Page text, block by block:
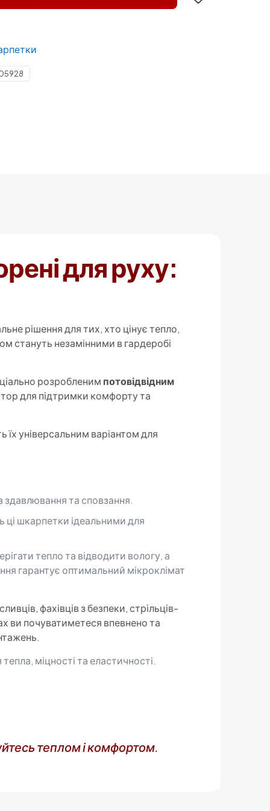
для руху:
рішення для тих, хто цінує тепло,
стануть незамінними в гардеробі
розробленим потовідвідним
для підтримки комфорту та
їх універсальним варіантом для
та сповзання.
ці шкарпетки ідеальними для
тепло та відводити вологу, а
гарантує оптимальний мікроклімат
фахівців з безпеки, стрільців-
ви почуватиметеся впевнено та
міцності та еластичності.
теплом і комфортом.